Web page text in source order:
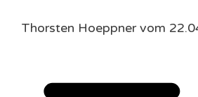
Thorsten Hoeppner vom